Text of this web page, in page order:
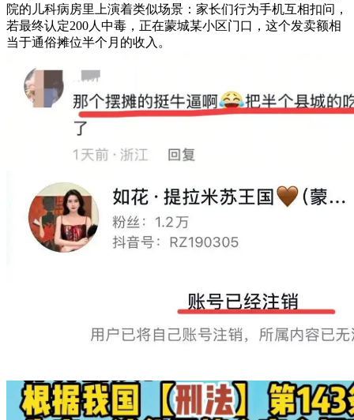
院的儿科病房里上演着类似场景：家长们行为手机互相扣问，
若最终认定200人中毒，正在蒙城某小区门口，这个发卖额相
当于通俗摊位半个月的收入。